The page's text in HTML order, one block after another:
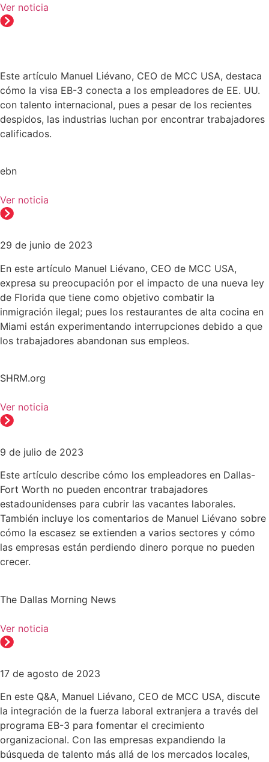
Ver noticia
Este artículo Manuel Liévano, CEO de MCC USA, destaca
cómo la visa EB-3 conecta a los empleadores de EE. UU.
con talento internacional, pues a pesar de los recientes
despidos, las industrias luchan por encontrar trabajadores
calificados.
ebn
Ver noticia
29 de junio de 2023
En este artículo Manuel Liévano, CEO de MCC USA,
expresa su preocupación por el impacto de una nueva ley
de Florida que tiene como objetivo combatir la
inmigración ilegal; pues los restaurantes de alta cocina en
Miami están experimentando interrupciones debido a que
los trabajadores abandonan sus empleos.
SHRM.org
Ver noticia
9 de julio de 2023
Este artículo describe cómo los empleadores en Dallas-
Fort Worth no pueden encontrar trabajadores
estadounidenses para cubrir las vacantes laborales.
También incluye los comentarios de Manuel Liévano sobre
cómo la escasez se extienden a varios sectores y cómo
las empresas están perdiendo dinero porque no pueden
crecer.
The Dallas Morning News
Ver noticia
17 de agosto de 2023
En este Q&A, Manuel Liévano, CEO de MCC USA, discute
la integración de la fuerza laboral extranjera a través del
programa EB-3 para fomentar el crecimiento
organizacional. Con las empresas expandiendo la
búsqueda de talento más allá de los mercados locales,